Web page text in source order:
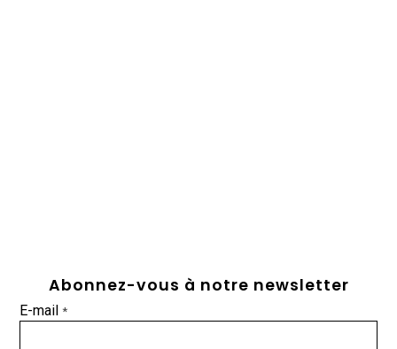
Abonnez-vous à notre newsletter
E-mail*